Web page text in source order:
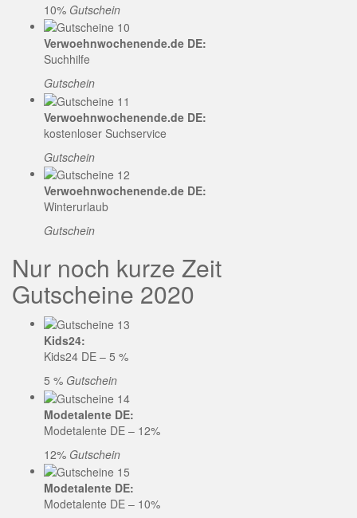
10% Gutschein
Verwoehnwochenende.de DE:
Suchhilfe
Gutschein
Verwoehnwochenende.de DE:
kostenloser Suchservice
Gutschein
Verwoehnwochenende.de DE:
Winterurlaub
Gutschein
Nur noch kurze Zeit
Gutscheine 2020
Kids24:
Kids24 DE – 5 %
5 % Gutschein
Modetalente DE:
Modetalente DE – 12%
12% Gutschein
Modetalente DE:
Modetalente DE – 10%